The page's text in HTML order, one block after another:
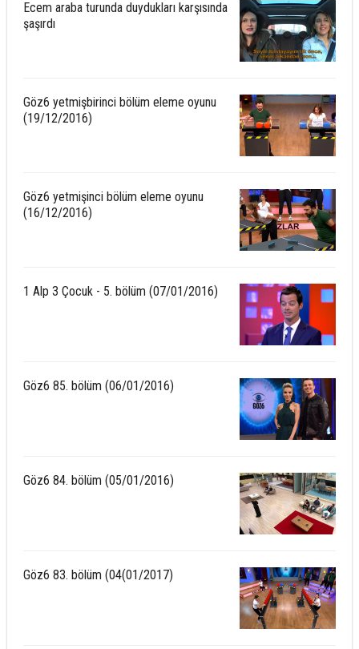
Ecem araba turunda duydukları karşısında
şaşırdı
Göz6 yetmişbirinci bölüm eleme oyunu
(19/12/2016)
Göz6 yetmişinci bölüm eleme oyunu
(16/12/2016)
1 Alp 3 Çocuk - 5. bölüm (07/01/2016)
Göz6 85. bölüm (06/01/2016)
Göz6 84. bölüm (05/01/2016)
Göz6 83. bölüm (04(01/2017)